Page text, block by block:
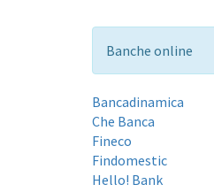
Banche online
Bancadinamica
Che Banca
Fineco
Findomestic
Hello! Bank